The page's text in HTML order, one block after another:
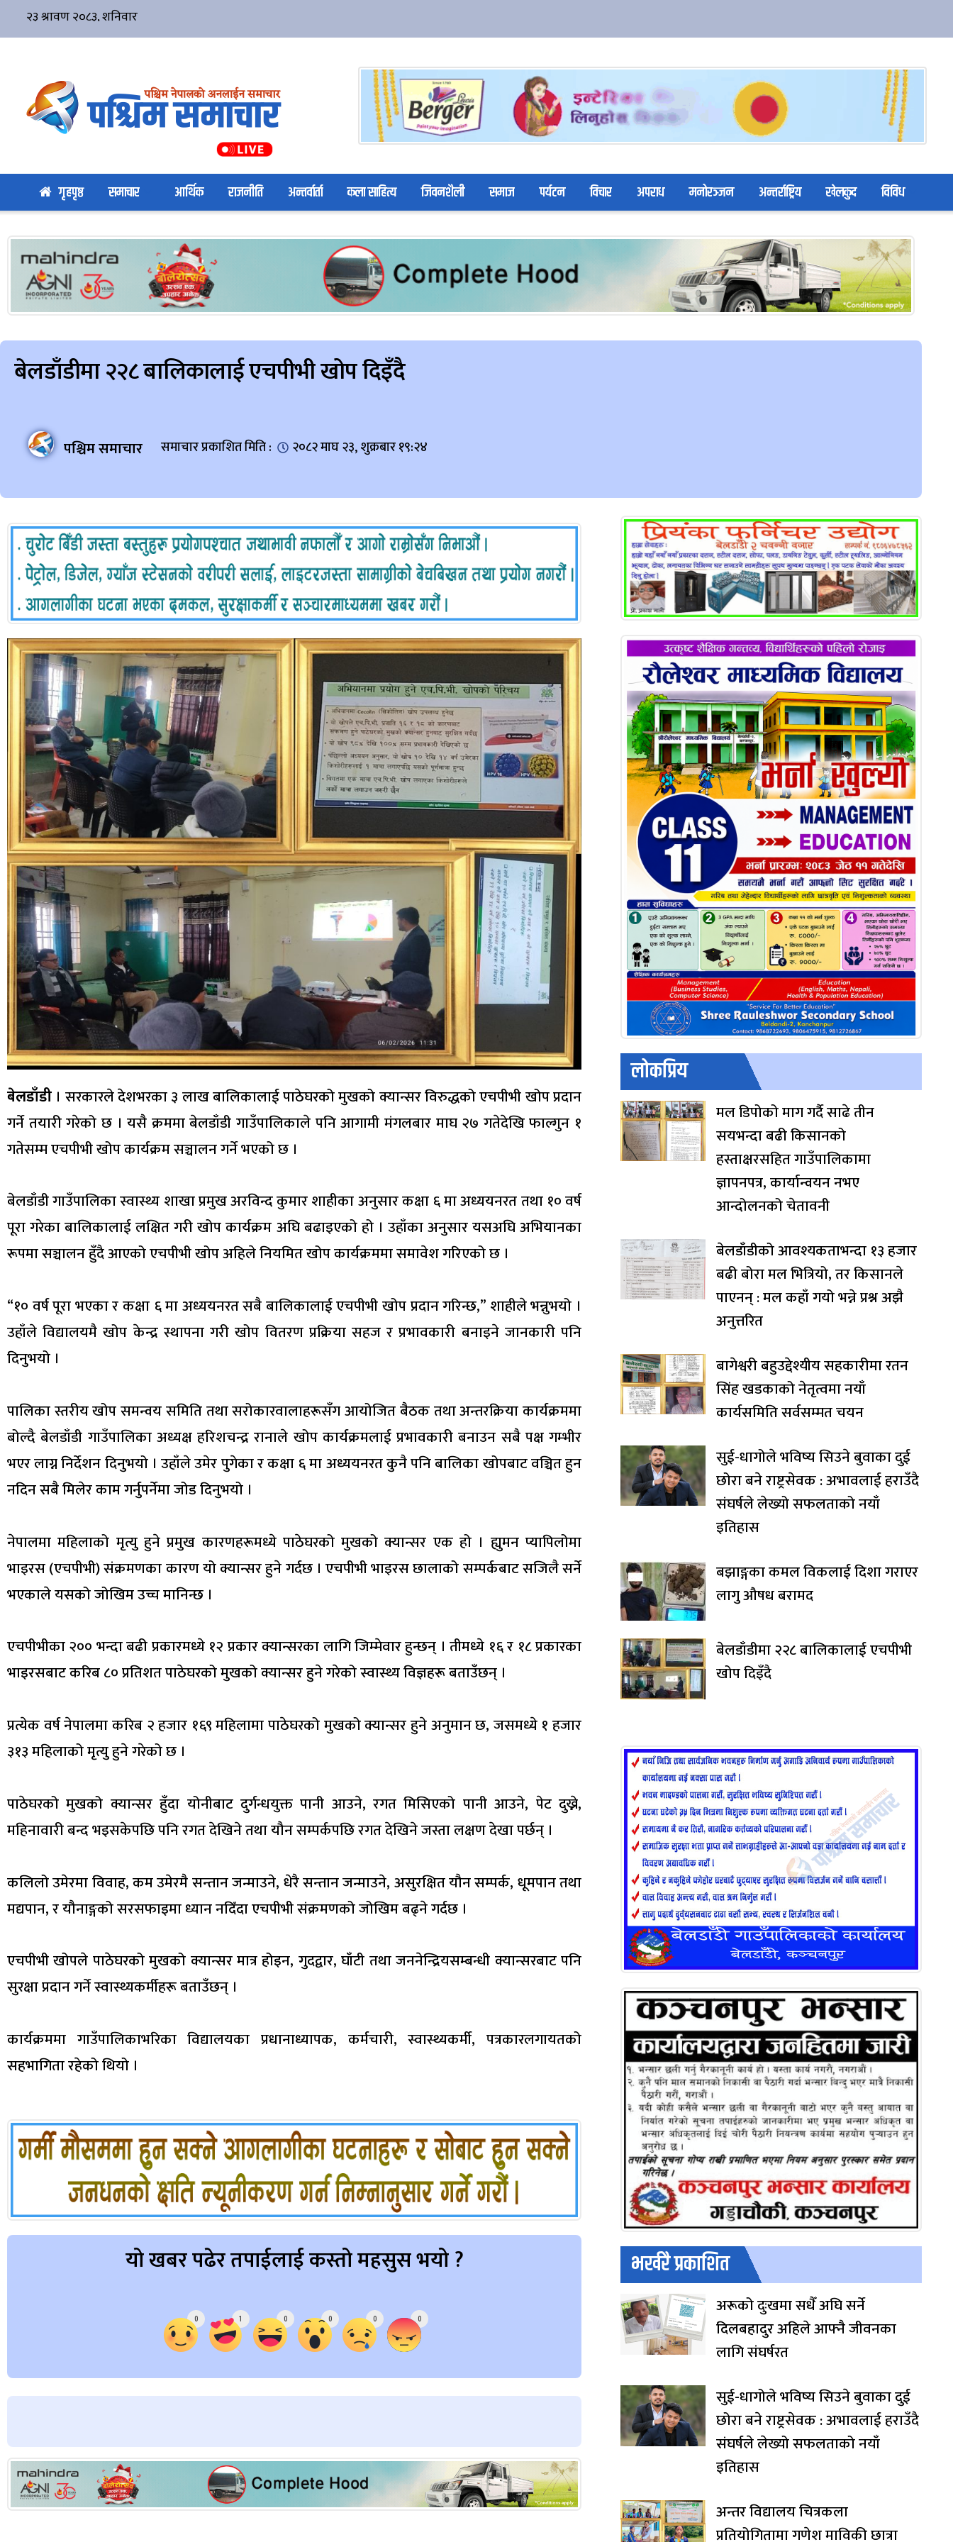
गृहपृष्ठ समाचार आर्थिक राजनीति अन्तर्वार्ता कला साहित्य जिवनशैली समाज पर्यटन विचार अपराध मनोरञ्जन अन्तर्राष्ट्रिय खेलकुद विविध
बेलडाँडीमा २२८ बालिकालाई एचपीभी खोप दिइँदै
पश्चिम समाचार समाचार प्रकाशित मिति : २०८२ माघ २३, शुक्रबार १९:२४
बेलडाँडी । सरकारले देशभरका ३ लाख बालिकालाई पाठेघरको मुखको क्यान्सर विरुद्धको एचपीभी खोप प्रदान
गर्ने तयारी गरेको छ । यसै क्रममा बेलडाँडी गाउँपालिकाले पनि आगामी मंगलबार माघ २७ गतेदेखि फाल्गुन १
गतेसम्म एचपीभी खोप कार्यक्रम सञ्चालन गर्ने भएको छ ।
बेलडाँडी गाउँपालिका स्वास्थ्य शाखा प्रमुख अरविन्द कुमार शाहीका अनुसार कक्षा ६ मा अध्ययनरत तथा १० वर्ष
पूरा गरेका बालिकालाई लक्षित गरी खोप कार्यक्रम अघि बढाइएको हो । उहाँका अनुसार यसअघि अभियानका
रूपमा सञ्चालन हुँदै आएको एचपीभी खोप अहिले नियमित खोप कार्यक्रममा समावेश गरिएको छ ।
“१० वर्ष पूरा भएका र कक्षा ६ मा अध्ययनरत सबै बालिकालाई एचपीभी खोप प्रदान गरिन्छ,” शाहीले भन्नुभयो ।
उहाँले विद्यालयमै खोप केन्द्र स्थापना गरी खोप वितरण प्रक्रिया सहज र प्रभावकारी बनाइने जानकारी पनि
दिनुभयो ।
पालिका स्तरीय खोप समन्वय समिति तथा सरोकारवालाहरूसँग आयोजित बैठक तथा अन्तरक्रिया कार्यक्रममा
बोल्दै बेलडाँडी गाउँपालिका अध्यक्ष हरिशचन्द्र रानाले खोप कार्यक्रमलाई प्रभावकारी बनाउन सबै पक्ष गम्भीर
भएर लाग्न निर्देशन दिनुभयो । उहाँले उमेर पुगेका र कक्षा ६ मा अध्ययनरत कुनै पनि बालिका खोपबाट वञ्चित हुन
नदिन सबै मिलेर काम गर्नुपर्नेमा जोड दिनुभयो ।
नेपालमा महिलाको मृत्यु हुने प्रमुख कारणहरूमध्ये पाठेघरको मुखको क्यान्सर एक हो । ह्युमन प्यापिलोमा
भाइरस (एचपीभी) संक्रमणका कारण यो क्यान्सर हुने गर्दछ । एचपीभी भाइरस छालाको सम्पर्कबाट सजिलै सर्ने
भएकाले यसको जोखिम उच्च मानिन्छ ।
एचपीभीका २०० भन्दा बढी प्रकारमध्ये १२ प्रकार क्यान्सरका लागि जिम्मेवार हुन्छन् । तीमध्ये १६ र १८ प्रकारका
भाइरसबाट करिब ८० प्रतिशत पाठेघरको मुखको क्यान्सर हुने गरेको स्वास्थ्य विज्ञहरू बताउँछन् ।
प्रत्येक वर्ष नेपालमा करिब २ हजार १६९ महिलामा पाठेघरको मुखको क्यान्सर हुने अनुमान छ, जसमध्ये १ हजार
३१३ महिलाको मृत्यु हुने गरेको छ ।
पाठेघरको मुखको क्यान्सर हुँदा योनीबाट दुर्गन्धयुक्त पानी आउने, रगत मिसिएको पानी आउने, पेट दुख्ने,
महिनावारी बन्द भइसकेपछि पनि रगत देखिने तथा यौन सम्पर्कपछि रगत देखिने जस्ता लक्षण देखा पर्छन् ।
कलिलो उमेरमा विवाह, कम उमेरमै सन्तान जन्माउने, धेरै सन्तान जन्माउने, असुरक्षित यौन सम्पर्क, धूमपान तथा
मद्यपान, र यौनाङ्गको सरसफाइमा ध्यान नदिँदा एचपीभी संक्रमणको जोखिम बढ्ने गर्दछ ।
एचपीभी खोपले पाठेघरको मुखको क्यान्सर मात्र होइन, गुदद्वार, घाँटी तथा जननेन्द्रियसम्बन्धी क्यान्सरबाट पनि
सुरक्षा प्रदान गर्ने स्वास्थ्यकर्मीहरू बताउँछन् ।
कार्यक्रममा गाउँपालिकाभरिका विद्यालयका प्रधानाध्यापक, कर्मचारी, स्वास्थ्यकर्मी, पत्रकारलगायतको
सहभागिता रहेको थियो ।
यो खबर पढेर तपाईलाई कस्तो महसुस भयो ?
0 1 0 0 0 0
लोकप्रिय
मल डिपोको माग गर्दै साढे तीन
सयभन्दा बढी किसानको
हस्ताक्षरसहित गाउँपालिकामा
ज्ञापनपत्र, कार्यान्वयन नभए
आन्दोलनको चेतावनी
बेलडाँडीको आवश्यकताभन्दा १३ हजार
बढी बोरा मल भित्रियो, तर किसानले
पाएनन् : मल कहाँ गयो भन्ने प्रश्न अझै
अनुत्तरित
बागेश्वरी बहुउद्देश्यीय सहकारीमा रतन
सिंह खडकाको नेतृत्वमा नयाँ
कार्यसमिति सर्वसम्मत चयन
सुई-धागोले भविष्य सिउने बुवाका दुई
छोरा बने राष्ट्रसेवक : अभावलाई हराउँदै
संघर्षले लेख्यो सफलताको नयाँ
इतिहास
बझाङ्गका कमल विकलाई दिशा गराएर
लागु औषध बरामद
बेलडाँडीमा २२८ बालिकालाई एचपीभी
खोप दिइँदै
भर्खरै प्रकाशित
अरूको दुःखमा सधैँ अघि सर्ने
दिलबहादुर अहिले आफ्नै जीवनका
लागि संघर्षरत
सुई-धागोले भविष्य सिउने बुवाका दुई
छोरा बने राष्ट्रसेवक : अभावलाई हराउँदै
संघर्षले लेख्यो सफलताको नयाँ
इतिहास
अन्तर विद्यालय चित्रकला
प्रतियोगितामा गणेश माविकी छात्रा